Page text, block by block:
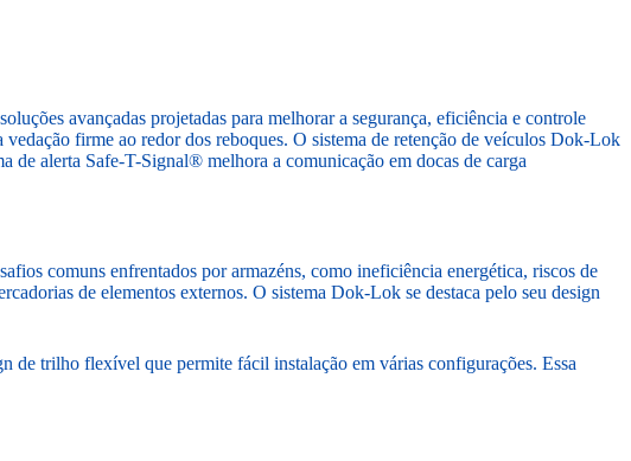
avançadas projetadas para melhorar a segurança, eficiência e controle
firme ao redor dos reboques. O sistema de retenção de veículos Dok-Lok
de alerta Safe-T-Signal® melhora a comunicação em docas de carga
comuns enfrentados por armazéns, como ineficiência energética, riscos de
de elementos externos. O sistema Dok-Lok se destaca pelo seu design
de trilho flexível que permite fácil instalação em várias configurações. Essa